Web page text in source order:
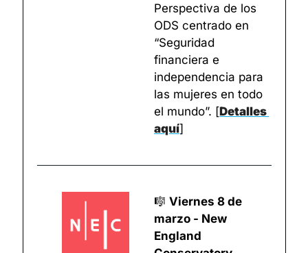
Perspectiva de los
ODS centrado en
“Seguridad
financiera e
independencia para
las mujeres en todo
el mundo”. [Detalles
aquí]
🎼 Viernes 8 de
marzo - New
England